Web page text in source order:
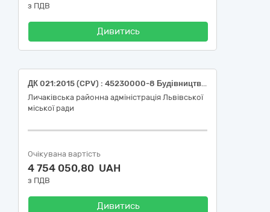
з ПДВ
Дивитись
ДК 021:2015 (CPV) : 45230000-8 Будівництво трубопроводів, ліній зв'язку та електропередач, шосе, доріг, аеродромів і залізничних доріг; вирівнювання поверхонь (Утримання вулично-дорожньої мережі, а саме: послуги з поточного ремонту дорожнього покриття на вул. Зелена (на ділянці від вул. І. Франка до вул. Івасюка) у м. Львові)
Личаківська районна адміністрація Львівської
міської ради
Очікувана вартість
4 754 050,80 UAH
з ПДВ
Дивитись